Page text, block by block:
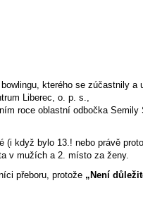
kterého se zúčastnily
Liberec, o. p. s.,
roce oblastní odbočka
(i když bylo 13.! nebo právě
v mužích a 2. místo za ženy.
přeboru, protože „Není